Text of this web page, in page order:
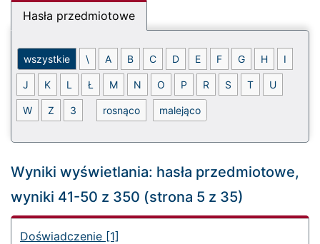
Hasła przedmiotowe
Indeks alfabetyczny - wszystko
wszystkie \ A B C D E F G H I
J K L Ł M N O P R S T U
W Z 3
Sortowanie - malejąco
rosnąco malejąco
Wyniki wyświetlania: hasła przedmiotowe,
wyniki 41-50 z 350 (strona 5 z 35)
Doświadczenie [1]